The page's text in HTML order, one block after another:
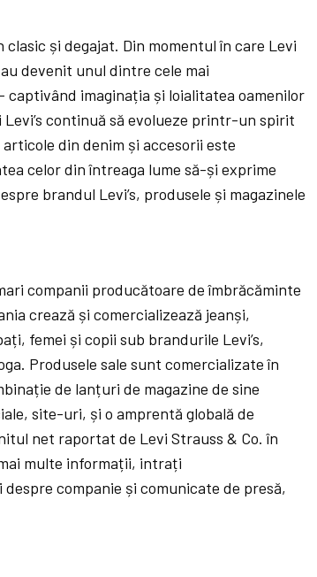
și degajat. Din momentul în care Levi
devenit unul dintre cele mai
imaginația și loialitatea oamenilor
continuă să evolueze printr-un spirit
din denim și accesorii este
celor din întreaga lume să-și exprime
brandul Levi’s, produsele și magazinele
companii producătoare de îmbrăcăminte
crează și comercializează jeanși,
femei și copii sub brandurile Levi’s,
Produsele sale sunt comercializate în
de lanțuri de magazine de sine
site-uri, și o amprentă globală de
net raportat de Levi Strauss & Co. în
multe informații, intrați
companie și comunicate de presă,